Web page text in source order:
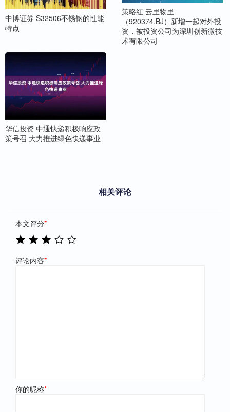
中博证券 S32506不锈钢的性能
特点
策略红 云里物里
（920374.BJ）新增一起对外投
资，被投资公司为深圳创新微技
术有限公司
华信投资 中通快递积极响应政
策号召 大力推进绿色快递事业
相关评论
本文评分*
评论内容*
你的昵称*